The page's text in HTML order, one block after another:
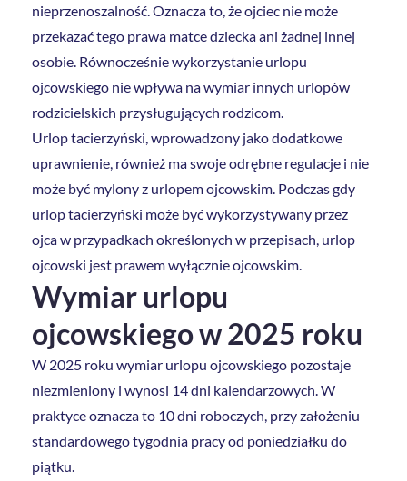
nieprzenoszalność. Oznacza to, że ojciec nie może
przekazać tego prawa matce dziecka ani żadnej innej
osobie. Równocześnie wykorzystanie urlopu
ojcowskiego nie wpływa na wymiar innych urlopów
rodzicielskich przysługujących rodzicom.
Urlop tacierzyński, wprowadzony jako dodatkowe
uprawnienie, również ma swoje odrębne regulacje i nie
może być mylony z urlopem ojcowskim. Podczas gdy
urlop tacierzyński może być wykorzystywany przez
ojca w przypadkach określonych w przepisach, urlop
ojcowski jest prawem wyłącznie ojcowskim.
Wymiar urlopu
ojcowskiego w 2025 roku
W 2025 roku wymiar urlopu ojcowskiego pozostaje
niezmieniony i wynosi 14 dni kalendarzowych. W
praktyce oznacza to 10 dni roboczych, przy założeniu
standardowego tygodnia pracy od poniedziałku do
piątku.